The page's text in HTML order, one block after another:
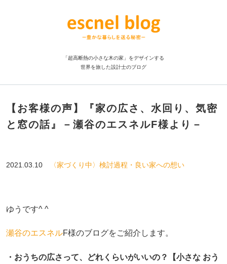
「超高断熱の小さな木の家」をデザインする
世界を旅した設計士のブログ
【お客様の声】『家の広さ、水回り、気密
と窓の話』－瀬谷のエスネルF様より－
2021.03.10 〈家づくり中〉検討過程・良い家への想い
ゆうです^ ^
瀬谷のエスネルF様のブログをご紹介します。
・おうちの広さって、どれくらいがいいの？【小さな おう